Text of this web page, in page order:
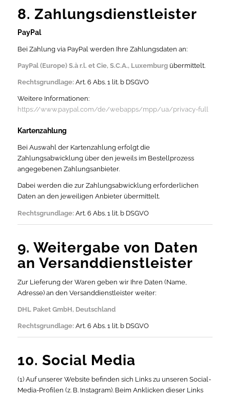
8. Zahlungsdienstleister
PayPal
Bei Zahlung via PayPal werden Ihre Zahlungsdaten an:
PayPal (Europe) S.à r.l. et Cie, S.C.A., Luxemburg übermittelt.
Rechtsgrundlage:Art. 6 Abs. 1 lit. b DSGVO
Weitere Informationen:
https://www.paypal.com/de/webapps/mpp/ua/privacy-full
Kartenzahlung
Bei Auswahl der Kartenzahlung erfolgt die
Zahlungsabwicklung über den jeweils im Bestellprozess
angegebenen Zahlungsanbieter.
Dabei werden die zur Zahlungsabwicklung erforderlichen
Daten an den jeweiligen Anbieter übermittelt.
Rechtsgrundlage:Art. 6 Abs. 1 lit. b DSGVO
9. Weitergabe von Daten
an Versanddienstleister
Zur Lieferung der Waren geben wir Ihre Daten (Name,
Adresse) an den Versanddienstleister weiter:
DHL Paket GmbH, Deutschland
Rechtsgrundlage:Art. 6 Abs. 1 lit. b DSGVO
10. Social Media
(1) Auf unserer Website befinden sich Links zu unseren Social-
Media-Profilen (z. B. Instagram). Beim Anklicken dieser Links